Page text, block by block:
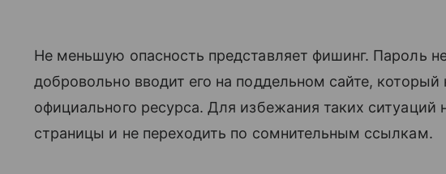
Не меньшую опасность представляет фишинг. Пароль
добровольно вводит его на поддельном сайте,
официального ресурса. Для избежания таких ситуаций
страницы и не переходить по сомнительным ссылкам.